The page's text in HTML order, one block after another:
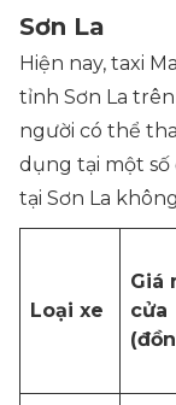
Sơn La
Hiện nay, taxi
tỉnh Sơn La
người có thể
dụng tại một số
tại Sơn La
Loại xe
Giá
cửa